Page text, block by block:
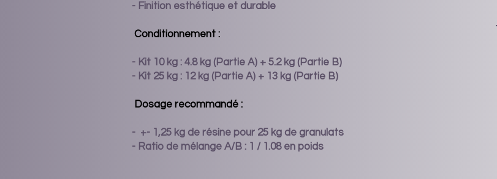
- Finition esthétique et durable
Conditionnement :
- Kit 10 kg : 4.8 kg (Partie A) + 5.2 kg (Partie B)
- Kit 25 kg : 12 kg (Partie A) + 13 kg (Partie B)
Dosage recommandé :
- +- 1,25 kg de résine pour 25 kg de granulats
- Ratio de mélange A/B : 1 / 1.08 en poids